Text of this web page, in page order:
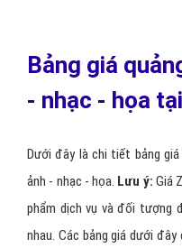
Bảng giá
- nhạc - họa
Dưới đây là chi tiết bảng
ảnh - nhạc - họa. Lưu ý: Giá
phẩm dịch vụ và đối tượng
nhau. Các bảng giá dưới